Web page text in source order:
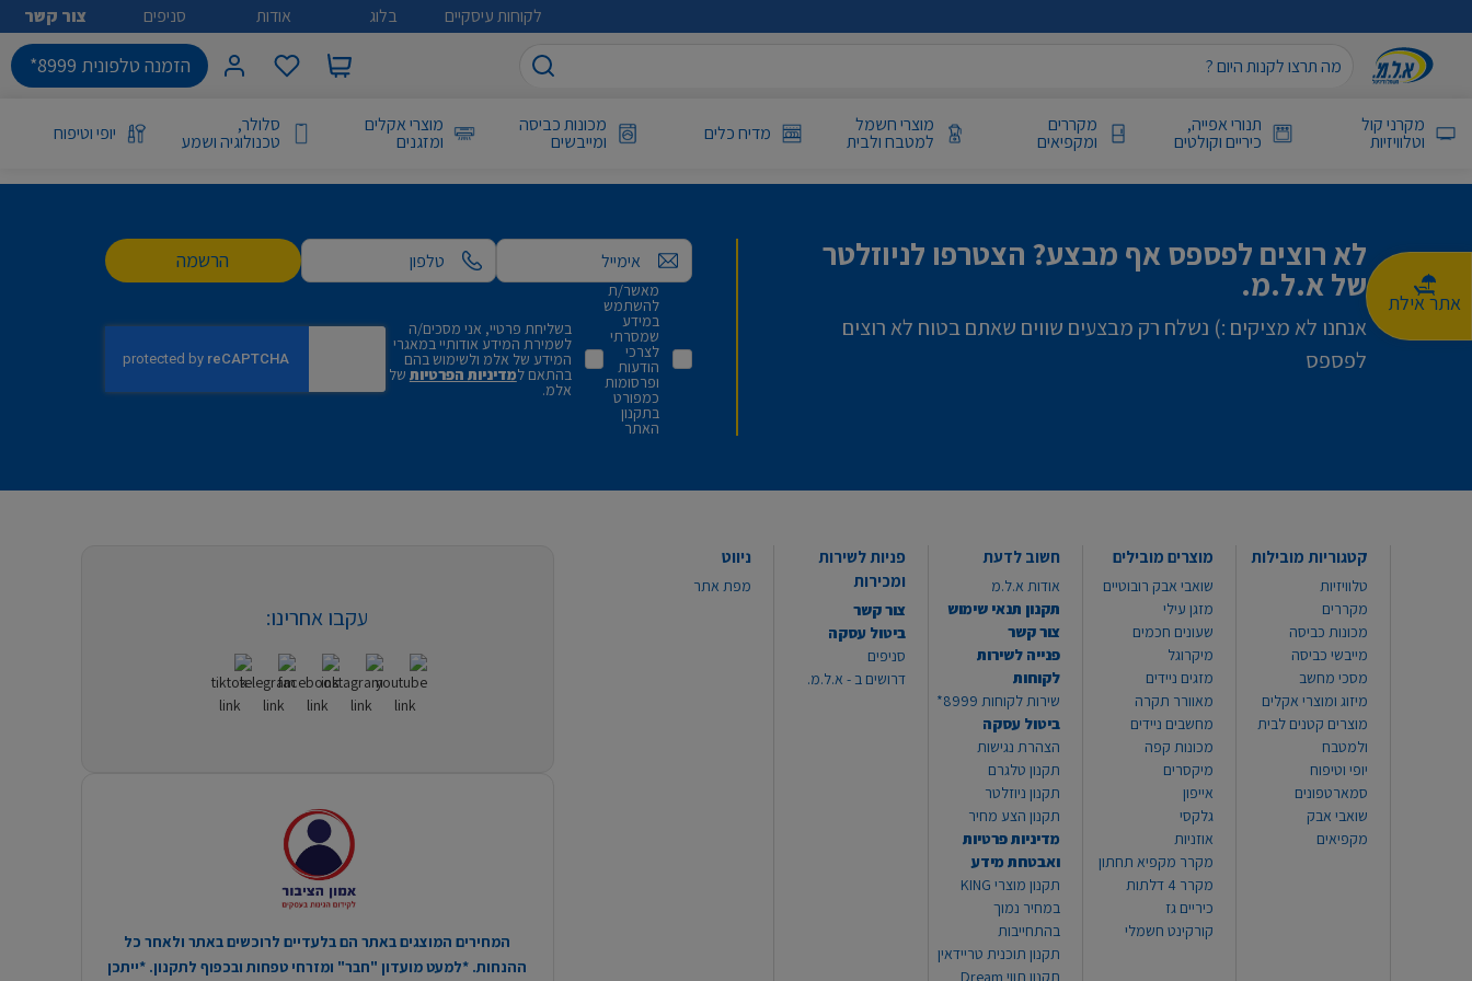
אתר אילת
לקוחות עיסקיים בלוג אודות סניפים צור קשר
הזמנה טלפונית 8999*
מקרני קול
וטלוויזיות
תנורי אפייה,
כיריים וקולטים
מקררים
ומקפיאים
מוצרי חשמל
למטבח ולבית מדיח כלים מכונות כביסה
ומייבשים
מוצרי אקלים
ומזגנים
סלולר,
טכנולוגיה ושמע יופי וטיפוח
לא רוצים לפספס אף מבצע? הצטרפו לניוזלטר
של א.ל.מ.
אנחנו לא מציקים :) נשלח רק מבצעים שווים שאתם בטוח לא רוצים
לפספס
אימייל הרשמה
מאשר/ת
להשתמש
במידע
שמסרתי
לצרכי
הודעות
ופרסומות
כמפורט
בתקנון
האתר
בשליחת פרטיי, אני מסכים/ה
לשמירת המידע אודותיי במאגרי
המידע של אלמ ולשימוש בהם
בהתאם למדיניות הפרטיות של
אלמ.
קטגוריות מובילות
טלוויזיות
מקררים
מכונות כביסה
מייבשי כביסה
מסכי מחשב
מיזוג ומוצרי אקלים
מוצרים קטנים לבית
ולמטבח
יופי וטיפוח
סמארטפונים
שואבי אבק
מקפיאים
מוצרים מובילים
שואבי אבק רובוטיים
מזגן עילי
שעונים חכמים
מיקרוגל
מזגים ניידים
מאוורר תקרה
מחשבים ניידים
מכונות קפה
מיקסרים
אייפון
גלקסי
אוזניות
מקרר מקפיא תחתון
מקרר 4 דלתות
כיריים גז
קורקינט חשמלי
חשוב לדעת
אודות א.ל.מ
תקנון תנאי שימוש
צור קשר
פנייה לשירות
לקוחות
שירות לקוחות 8999*
ביטול עסקה
הצהרת נגישות
תקנון טלגרם
תקנון ניוזלטר
תקנון הצע מחיר
מדיניות פרטיות
ואבטחת מידע
תקנון מוצרי KING
במחיר נמוך
בהתחייבות
תקנון תוכנית טריידאין
תקנון תווי Dream
פניות לשירות
ומכירות
צור קשר
ביטול עסקה
סניפים
דרושים ב - א.ל.מ.
ניווט
מפת אתר
עקבו אחרינו:
המחירים המוצגים באתר הם בלעדיים לרוכשים באתר ולאחר כל
ההנחות. *למעט מועדון "חבר" ומזרחי טפחות ובכפוף לתקנון. *ייתכן